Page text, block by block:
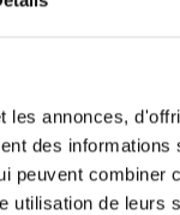
annonces,
des
peuvent
utilisation de leurs
to Promoting
souple
352